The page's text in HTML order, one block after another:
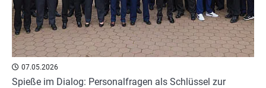
07.05.2026
Spieße im Dialog: Personalfragen als Schlüssel zur